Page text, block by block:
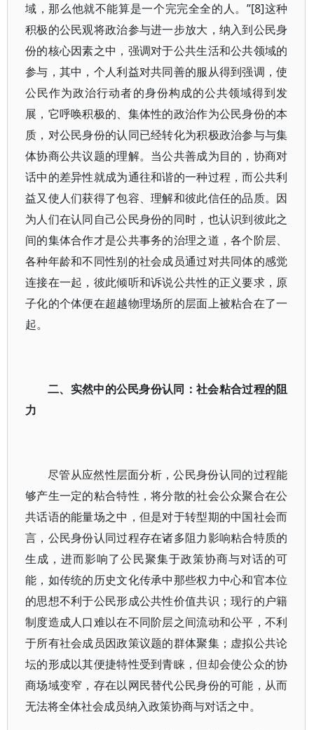
域，那么他就不能算是一个完完全全的人。”[8]这种
积极的公民观将政治参与进一步放大，纳入到公民身
份的核心因素之中，强调对于公共生活和公共领域的
参与，其中，个人利益对共同善的服从得到强调，使
公民作为政治行动者的身份构成的公共领域得到发
展，它呼唤积极的、集体性的政治作为公民身份的本
质，对公民身份的认同已经转化为积极政治参与与集
体协商公共议题的理解。当公共善成为目的，协商对
话中的差异性就成为通往和谐的一种过程，而公共利
益又使人们获得了包容、理解和彼此信任的品质。因
为人们在认同自己公民身份的同时，也认识到彼此之
间的集体合作才是公共事务的治理之道，各个阶层、
各种年龄和不同性别的社会成员通过对共同体的感觉
连接在一起，彼此倾听和诉说公共性的正义要求，原
子化的个体便在超越物理场所的层面上被粘合在了一
起。
二、实然中的公民身份认同：社会粘合过程的阻
力
尽管从应然性层面分析，公民身份认同的过程能
够产生一定的粘合特性，将分散的社会公众聚合在公
共话语的能量场之中，但是对于转型期的中国社会而
言，公民身份认同过程存在诸多阻力影响粘合特质的
生成，进而影响了公民聚集于政策协商与对话的可
能，如传统的历史文化传承中那些权力中心和官本位
的思想不利于公民形成公共性价值共识；现行的户籍
制度造成人口难以在不同阶层之间流动和公平，不利
于所有社会成员因政策议题的群体聚集；虚拟公共论
坛的形成以其便捷特性受到青睐，但却会使公众的协
商场域变窄，存在以网民替代公民身份的可能，从而
无法将全体社会成员纳入政策协商与对话之中。